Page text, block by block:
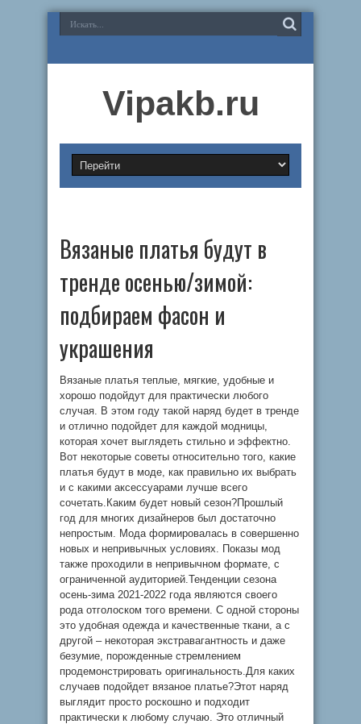
Vipakb.ru
Вязаные платья будут в
тренде осенью/зимой:
подбираем фасон и
украшения
Вязаные платья теплые, мягкие, удобные и
хорошо подойдут для практически любого
случая. В этом году такой наряд будет в тренде
и отлично подойдет для каждой модницы,
которая хочет выглядеть стильно и эффектно.
Вот некоторые советы относительно того, какие
платья будут в моде, как правильно их выбрать
и с какими аксессуарами лучше всего
сочетать.Каким будет новый сезон?Прошлый
год для многих дизайнеров был достаточно
непростым. Мода формировалась в совершенно
новых и непривычных условиях. Показы мод
также проходили в непривычном формате, с
ограниченной аудиторией.Тенденции сезона
осень-зима 2021-2022 года являются своего
рода отголоском того времени. С одной стороны
это удобная одежда и качественные ткани, а с
другой – некоторая экстравагантность и даже
безумие, порожденные стремлением
продемонстрировать оригинальность.Для каких
случаев подойдет вязаное платье?Этот наряд
выглядит просто роскошно и подходит
практически к любому случаю. Это отличный